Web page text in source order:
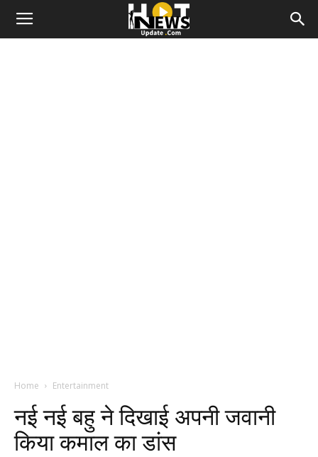
Home Entertainment
नई नई बहु ने दिखाई अपनी जवानी
किया कमाल का डांस